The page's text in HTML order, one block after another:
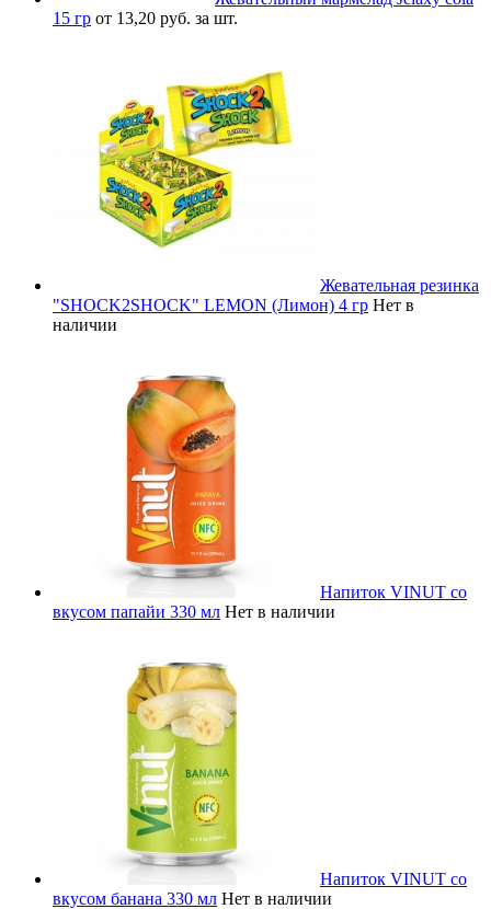
15 гр от 13,20 руб. за шт.
Жевательная резинка
"SHOCK2SHOCK" LEMON (Лимон) 4 гр Нет в
наличии
Напиток VINUT со
вкусом папайи 330 мл Нет в наличии
Напиток VINUT со
вкусом банана 330 мл Нет в наличии